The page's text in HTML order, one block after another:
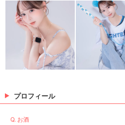
※情報はあくまで予定でキャストまたは出勤情報は
ださい。
プロフィール
Q. お酒